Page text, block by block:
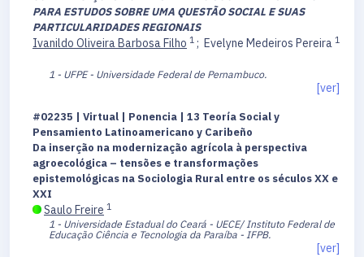
PARA ESTUDOS SOBRE UMA QUESTÃO SOCIAL E SUAS
PARTICULARIDADES REGIONAIS
Ivanildo Oliveira Barbosa Filho 1 ; Evelyne Medeiros Pereira 1
1 - UFPE - Universidade Federal de Pernambuco.
[ver]
#02235 | Virtual | Ponencia | 13 Teoría Social y
Pensamiento Latinoamericano y Caribeño
Da inserção na modernização agrícola à perspectiva
agroecológica – tensões e transformações
epistemológicas na Sociologia Rural entre os séculos XX e
XXI
Saulo Freire 1
1 - Universidade Estadual do Ceará - UECE/ Instituto Federal de
Educação Ciência e Tecnologia da Paraíba - IFPB.
[ver]